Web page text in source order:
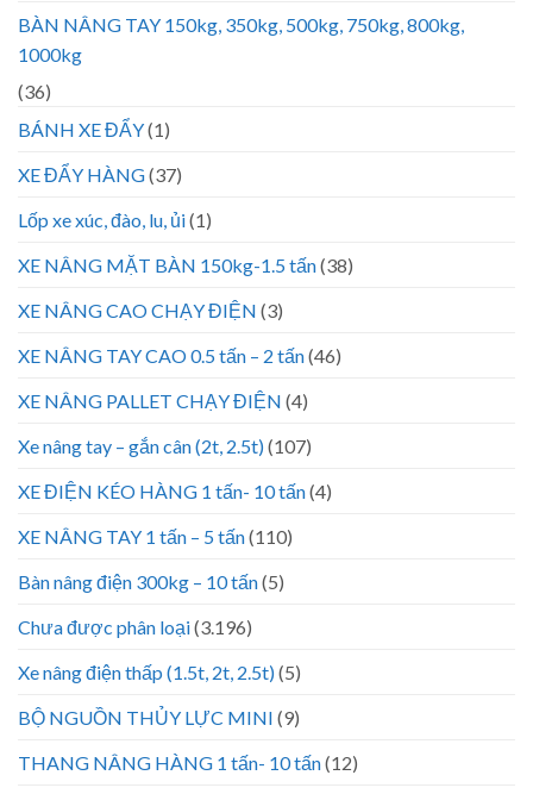
BÀN NÂNG TAY 150kg, 350kg, 500kg, 750kg, 800kg,
1000kg
(36)
BÁNH XE ĐẨY(1)
XE ĐẨY HÀNG(37)
Lốp xe xúc, đào, lu, ủi(1)
XE NÂNG MẶT BÀN 150kg-1.5 tấn(38)
XE NÂNG CAO CHẠY ĐIỆN (3)
XE NÂNG TAY CAO 0.5 tấn – 2 tấn(46)
XE NÂNG PALLET CHẠY ĐIỆN (4)
Xe nâng tay – gắn cân (2t, 2.5t)(107)
XE ĐIỆN KÉO HÀNG 1 tấn- 10 tấn(4)
XE NÂNG TAY 1 tấn – 5 tấn(110)
Bàn nâng điện 300kg – 10 tấn(5)
Chưa được phân loại(3.196)
Xe nâng điện thấp (1.5t, 2t, 2.5t)(5)
BỘ NGUỒN THỦY LỰC MINI (9)
THANG NÂNG HÀNG 1 tấn- 10 tấn(12)